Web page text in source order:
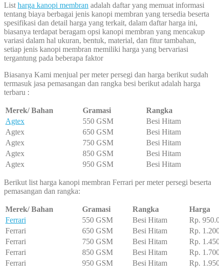
List harga kanopi membran adalah daftar yang memuat informasi
tentang biaya berbagai jenis kanopi membran yang tersedia beserta
spesifikasi dan detail harga yang terkait, dalam daftar harga ini,
biasanya terdapat beragam opsi kanopi membran yang mencakup
variasi dalam hal ukuran, bentuk, material, dan fitur tambahan,
setiap jenis kanopi membran memiliki harga yang bervariasi
tergantung pada beberapa faktor
Biasanya Kami menjual per meter persegi dan harga berikut sudah
termasuk jasa pemasangan dan rangka besi berikut adalah harga
terbaru :
Merek/ Bahan Gramasi
Rangka
Agtex
550 GSM
Besi Hitam
Agtex
650 GSM
Besi Hitam
Agtex
750 GSM
Besi Hitam
Agtex
850 GSM
Besi Hitam
Agtex
950 GSM Besi Hitam
Berikut list harga kanopi membran Ferrari per meter persegi beserta
pemasangan dan rangka:
Merek/ Bahan Gramasi Rangka
Harga
Ferrari
550 GSM Besi Hitam
Rp.
Ferrari
650 GSM Besi Hitam
Rp.
Ferrari
750 GSM Besi Hitam
Rp.
Ferrari
850 GSM Besi Hitam
Rp.
Ferrari
950 GSM Besi Hitam Rp.